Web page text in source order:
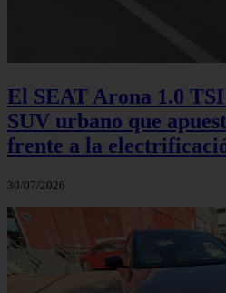
El SEAT Arona 1.0
SUV urbano que
frente a la
30/07/2026